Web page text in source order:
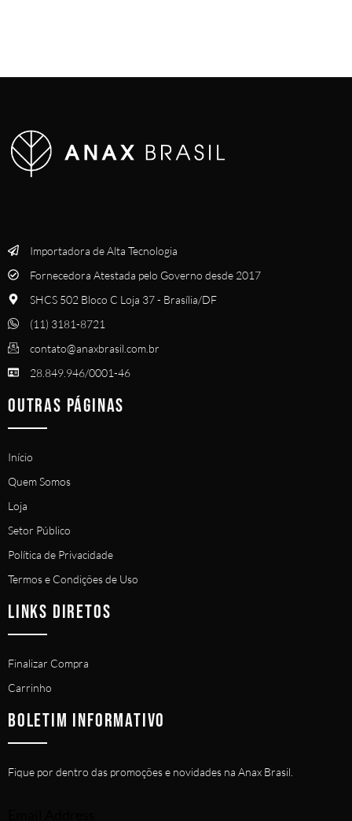
Importadora de Alta Tecnologia
Fornecedora Atestada pelo Governo desde 2017
SHCS 502 Bloco C Loja 37 - Brasília/DF
(11) 3181-8721
contato@anaxbrasil.com.br
28.849.946/0001-46
OUTRAS PÁGINAS
Início
Quem Somos
Loja
Setor Público
Política de Privacidade
Termos e Condições de Uso
LINKS DIRETOS
Finalizar Compra
Carrinho
BOLETIM INFORMATIVO
Fique por dentro das promoções e novidades na Anax Brasil.